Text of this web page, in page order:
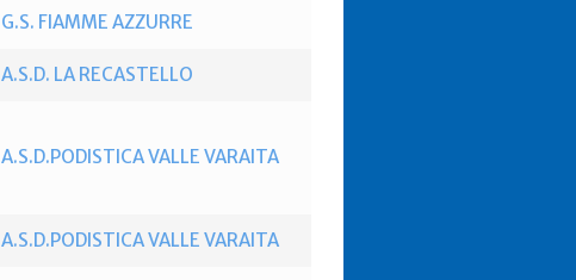
G.S. FIAMME AZZURRE
A.S.D. LA RECASTELLO
A.S.D.PODISTICA VALLE VARAITA
A.S.D.PODISTICA VALLE VARAITA